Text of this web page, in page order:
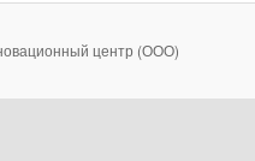
центр (ООО)